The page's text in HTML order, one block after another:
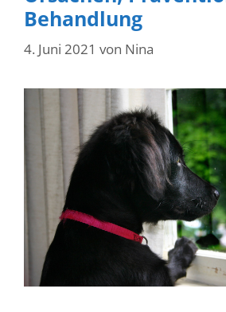
Behandlung
4. Juni 2021 von Nina